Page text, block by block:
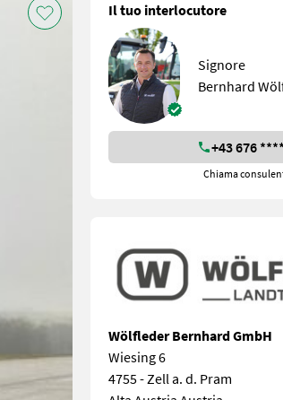
Il tuo interlocutore
Signore
Bernhard
+43 676
Chiama
Wölfleder Bernhard GmbH
Wiesing 6
4755 - Zell a. d. Pram